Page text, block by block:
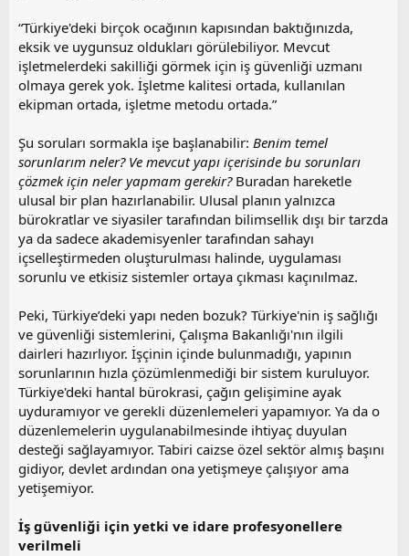
“Türkiye'deki birçok ocağının kapısından baktığınızda,
eksik ve uygunsuz oldukları görülebiliyor. Mevcut
işletmelerdeki sakilliği görmek için iş güvenliği uzmanı
olmaya gerek yok. İşletme kalitesi ortada, kullanılan
ekipman ortada, işletme metodu ortada.”
Şu soruları sormakla işe başlanabilir: Benim temel
sorunlarım neler? Ve mevcut yapı içerisinde bu sorunları
çözmek için neler yapmam gerekir?Buradan hareketle
ulusal bir plan hazırlanabilir. Ulusal planın yalnızca
bürokratlar ve siyasiler tarafından bilimsellik dışı bir tarzda
ya da sadece akademisyenler tarafından sahayı
içselleştirmeden oluşturulması halinde, uygulaması
sorunlu ve etkisiz sistemler ortaya çıkması kaçınılmaz.
Peki, Türkiye’deki yapı neden bozuk? Türkiye'nin iş sağlığı
ve güvenliği sistemlerini, Çalışma Bakanlığı'nın ilgili
dairleri hazırlıyor. İşçinin içinde bulunmadığı, yapının
sorunlarının hızla çözümlenmediği bir sistem kuruluyor.
Türkiye'deki hantal bürokrasi, çağın gelişimine ayak
uyduramıyor ve gerekli düzenlemeleri yapamıyor. Ya da o
düzenlemelerin uygulanabilmesinde ihtiyaç duyulan
desteği sağlayamıyor. Tabiri caizse özel sektör almış başını
gidiyor, devlet ardından ona yetişmeye çalışıyor ama
yetişemiyor.
İş güvenliği için yetki ve idare profesyonellere
verilmeli